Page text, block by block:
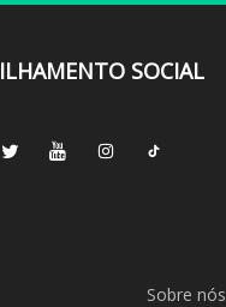
SOCIAL
Sobre nós